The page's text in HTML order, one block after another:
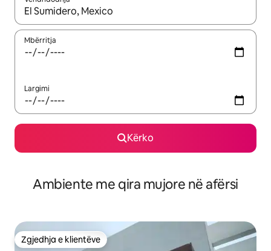
Kur rezultatet të jenë të disponueshme, lëviz me butonat e
Mbërritja
Largimi
Kërko
Ambiente me qira mujore në afërsi
Zgjedhja e klientëve
Zgjedhja e klientëve